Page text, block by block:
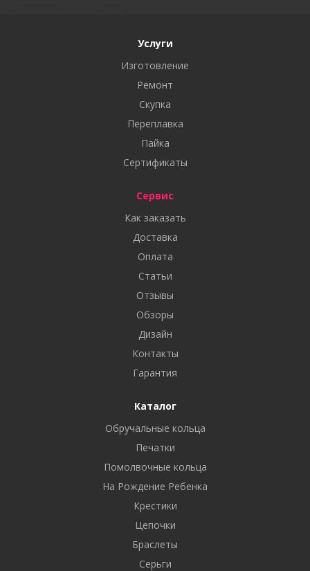
Услуги
Изготовление
Ремонт
Скупка
Переплавка
Пайка
Сертификаты
Сервис
Как заказать
Доставка
Оплата
Статьи
Отзывы
Обзоры
Дизайн
Контакты
Гарантия
Каталог
Обручальные кольца
Печатки
Помолвочные кольца
На Рождение Ребенка
Крестики
Цепочки
Браслеты
Серьги